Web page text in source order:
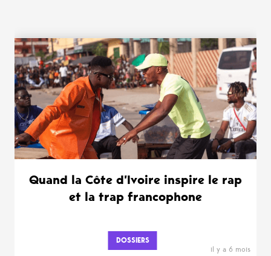
WANT MORE ?
Quand la Côte d’Ivoire inspire le rap
et la trap francophone
DOSSIERS
il y a 6 mois